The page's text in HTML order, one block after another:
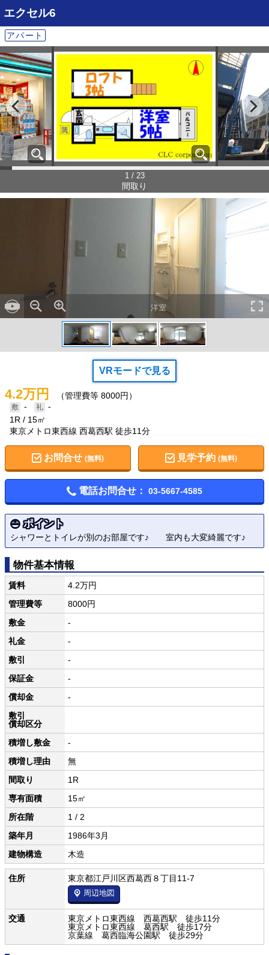
エクセル6
アパート
1 / 23
間取り
洋室
VRモードで見る
4.2万円 （管理費等 8000円）
-
-
1R
15㎡
東京メトロ東西線 西葛西駅 徒歩11分
お問合せ (無料) 見学予約(無料)
電話お問合せ： 03-5667-4585
ポイント
シャワーとトイレが別のお部屋です♪ 室内も大変綺麗です♪
物件基本情報
賃料
4.2万円
管理費等
8000円
敷金
-
礼金
-
敷引
-
保証金
-
償却金
-
敷引
償却区分
積増し敷金
-
積増し理由
無
間取り
1R
専有面積
15㎡
所在階
1 / 2
築年月
1986年3月
建物構造
木造
住所 東京都江戸川区西葛西８丁目11-7
周辺地図
交通
東京メトロ東西線 西葛西駅 徒歩11分
東京メトロ東西線 葛西駅 徒歩17分
京葉線 葛西臨海公園駅 徒歩29分